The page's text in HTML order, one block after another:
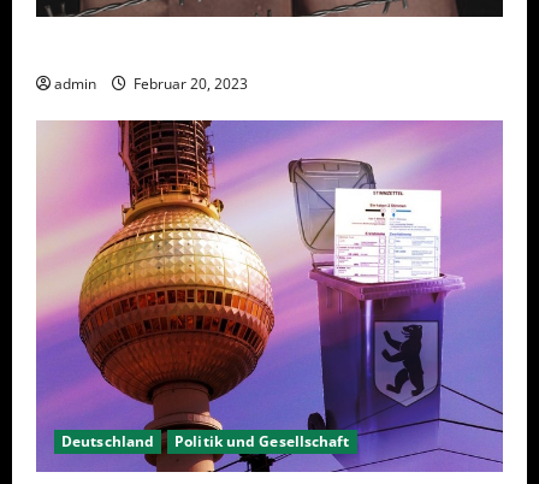
admin Februar 20, 2023
Deutschland Politik und Gesellschaft